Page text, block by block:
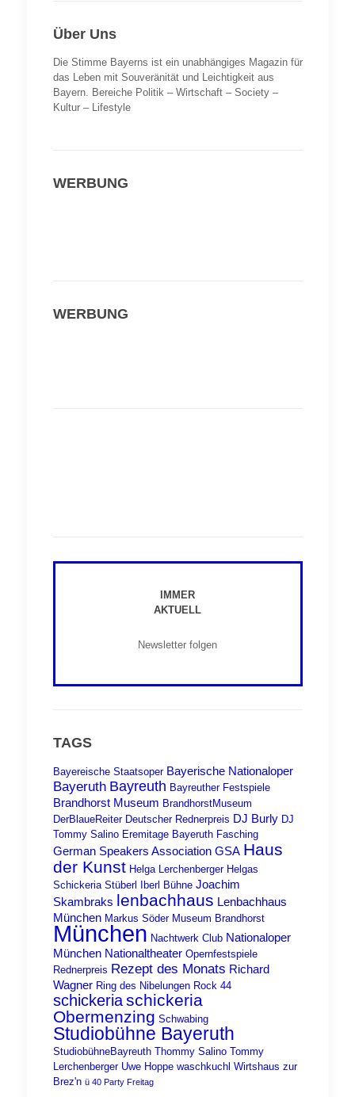
Über Uns
Die Stimme Bayerns ist ein unabhängiges Magazin für
das Leben mit Souveränität und Leichtigkeit aus
Bayern. Bereiche Politik – Wirtschaft – Society –
Kultur – Lifestyle
WERBUNG
WERBUNG
IMMER
AKTUELL
Newsletter folgen
TAGS
Bayereische Staatsoper Bayerische Nationaloper
Bayeruth Bayreuth Bayreuther Festspiele
Brandhorst Museum BrandhorstMuseum
DerBlaueReiter Deutscher Rednerpreis DJ Burly DJ
Tommy Salino Eremitage Bayeruth Fasching
German Speakers Association GSA Haus
der Kunst Helga Lerchenberger Helgas
Schickeria Stüberl
Iberl Bühne Joachim
Skambraks lenbachhaus Lenbachhaus
München Markus Söder Museum Brandhorst
München Nachtwerk Club Nationaloper
München Nationaltheater Opernfestspiele
Rednerpreis Rezept des Monats Richard
Wagner Ring des Nibelungen Rock 44
schickeria schickeria
Obermenzing Schwabing
Studiobühne Bayeruth
StudiobühneBayreuth Thommy Salino Tommy
Lerchenberger Uwe Hoppe waschkuchl Wirtshaus zur
Brez'n ü 40 Party Freitag